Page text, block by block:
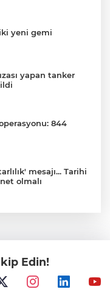
yeni gemi
yapan tanker
844
mesajı... Tarihi
olmalı
yeni yaşam alanı
Edin!